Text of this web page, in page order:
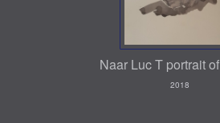
Naar Luc T portrait
2018